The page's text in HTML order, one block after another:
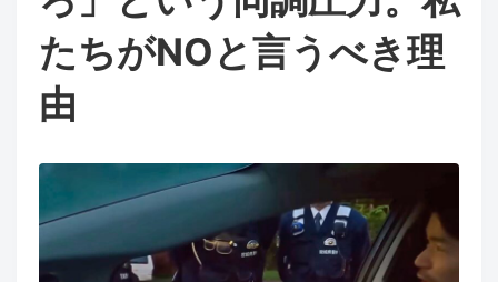
たちがNOと言うべき理
由